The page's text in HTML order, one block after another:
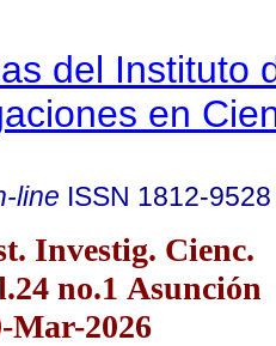
del Instituto
en
line ISSN 1812-9528
Investig. Cienc.
no.1 Asunción
Mar-2026